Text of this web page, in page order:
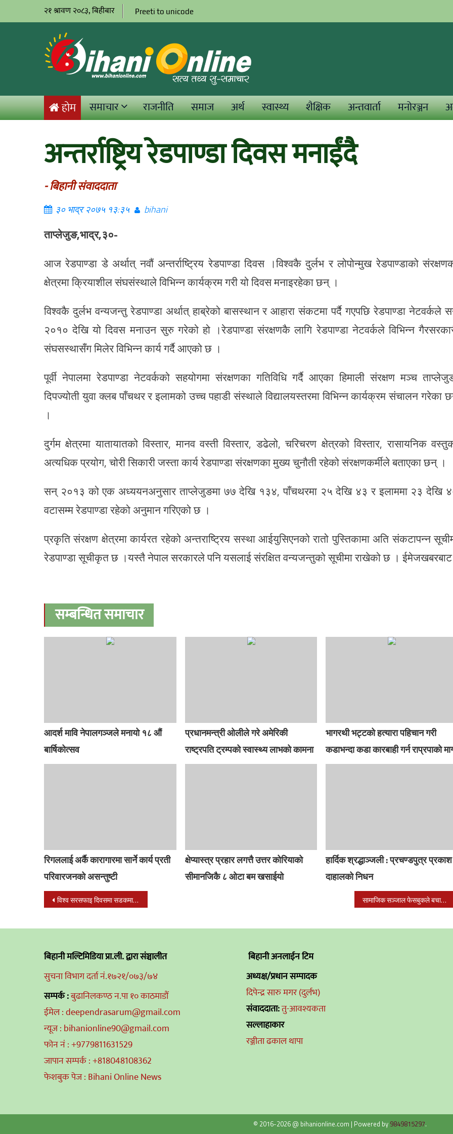
२१ श्रावण २०८३, बिहीबार Preeti to unicode
होम समाचार राजनीति समाज अर्थ स्वास्थ्य शैक्षिक अन्तवार्ता मनोरञ्जन
अन्तर्राष्ट्रिय रेडपाण्डा दिवस मनाईंदै
- बिहानी संवाददाता
३० भाद्र २०७५ १३:३५ bihani
ताप्लेजुङ,भाद्र,३०-
आज रेडपाण्डा डे अर्थात् नवौं अन्तर्राष्ट्रिय रेडपाण्डा दिवस ।विश्वकै दुर्लभ र लोपोन्मुख रेडपाण्डाको
क्षेत्रमा क्रियाशील संघसंस्थाले विभिन्न कार्यक्रम गरी यो दिवस मनाइरहेका छन् ।
विश्वकै दुर्लभ वन्यजन्तु रेडपाण्डा अर्थात् हाब्रेको बासस्थान र आहारा संकटमा पर्दै गएपछि रेडपाण्डा नेटवर्कले
२०१० देखि यो दिवस मनाउन सुरु गरेको हो ।रेडपाण्डा संरक्षणकै लागि रेडपाण्डा नेटवर्कले विभिन्न
संघसस्थासँग मिलेर विभिन्न कार्य गर्दै आएको छ ।
पूर्वी नेपालमा रेडपाण्डा नेटवर्कको सहयोगमा संरक्षणका गतिविधि गर्दै आएका हिमाली संरक्षण मञ्च
दिपज्योती युवा क्लब पाँचथर र इलामको उच्च पहाडी संस्थाले विद्यालयस्तरमा विभिन्न कार्यक्रम संचालन गरेका
।
दुर्गम क्षेत्रमा यातायातको विस्तार, मानव वस्ती विस्तार, डढेलो, चरिचरण क्षेत्रको विस्तार, रासायनिक
अत्यधिक प्रयोग, चोरी सिकारी जस्ता कार्य रेडपाण्डा संरक्षणका मुख्य चुनौती रहेको संरक्षणकर्मीले बताएका छन् ।
सन् २०१३ को एक अध्ययनअनुसार ताप्लेजुङमा ७७ देखि १३४, पाँचथरमा २५ देखि ४३ र इलाममा २३ देखि
वटासम्म रेडपाण्डा रहेको अनुमान गरिएको छ ।
प्रकृति संरक्षण क्षेत्रमा कार्यरत रहेको अन्तराष्ट्रिय सस्था आईयुसिएनको रातो पुस्तिकामा अति संकटापन्न
रेडपाण्डा सूचीकृत छ ।यस्तै नेपाल सरकारले पनि यसलाई संरक्षित वन्यजन्तुको सूचीमा राखेको छ । ईमेजखबरबाट
सम्बन्धित समाचार
आदर्श मावि नेपालगञ्जले मनायो १८ औं
बार्षिकोत्सव
प्रधानमन्त्री ओलीले गरे अमेरिकी
राष्ट्रपति ट्रम्पको स्वास्थ्य लाभको कामना
भागरथी भट्टको हत्यारा पहिचान गरी
कडाभन्दा कडा कारबाही गर्न राप्रपाको
रिगललाई अर्कै कारागारमा सार्ने कार्य प्रती
परिवारजनको असन्तुष्टी
क्षेप्यास्त्र प्रहार लगत्तै उत्तर कोरियाको
सीमानजिकै ८ ओटा बम खसाईयो
हार्दिक श्रद्धाञ्जली : प्रचण्डपुत्र प्रकाश
दाहालको निधन
Post
विश्व सरसफाइ दिवसमा सडकमा जताततै सरसफाइ गरियो सामाजिक सञ्जाल फेसबुकले बचायो ज्यान
बिहानी मल्टिमिडिया प्रा.ली. द्वारा संञ्चालीत
सुचना विभाग दर्ता नं.१७२१/०७३/७४
सम्पर्क :बुढानिलकण्ठ न.पा १० काठमाडौं
ईमेल : deependrasarum@gmail.com
न्यूज : bihanionline90@gmail.com
फोन नं : +9779811631529
जापान सम्पर्क : +818048108362
फेशबुक पेज : Bihani Online News
बिहानी अनलाईन टिम
अध्यक्ष/प्रधान सम्पादक
दिपेन्द्र सारु मगर (दुर्लभ)
संवाददाता:तु-आवश्यकता
सल्लाहाकार
रञ्जीता ढकाल थापा
© 2016-2026 @ bihanionline.com | Powered by 9849815297.